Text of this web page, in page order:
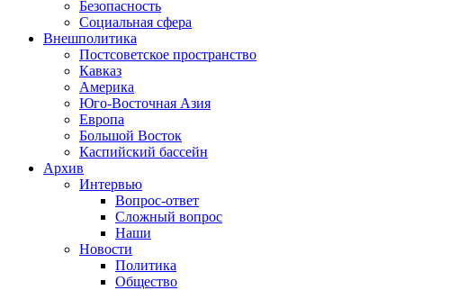
Безопасность
Социальная сфера
Внешполитика
Постсоветское пространство
Кавказ
Америка
Юго-Восточная Азия
Европа
Большой Восток
Каспийский бассейн
Архив
Интервью
Вопрос-ответ
Сложный вопрос
Наши
Новости
Политика
Общество